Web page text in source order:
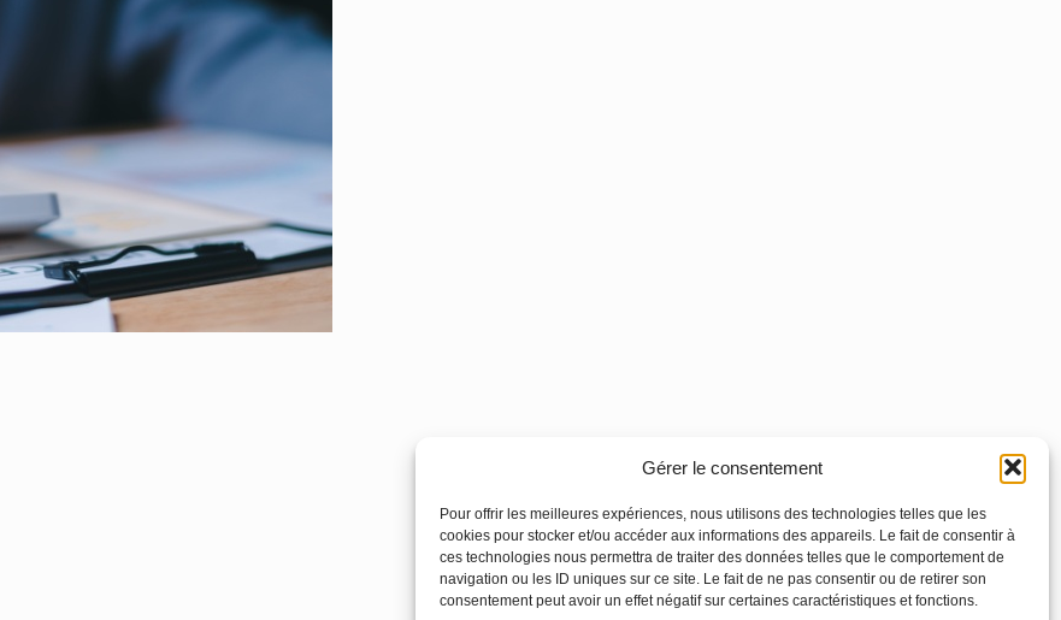
Gérer le consentement
Pour offrir les meilleures expériences, nous utilisons des technologies telles que les
cookies pour stocker et/ou accéder aux informations des appareils. Le fait de consentir à
ces technologies nous permettra de traiter des données telles que le comportement de
navigation ou les ID uniques sur ce site. Le fait de ne pas consentir ou de retirer son
consentement peut avoir un effet négatif sur certaines caractéristiques et fonctions.
Footer